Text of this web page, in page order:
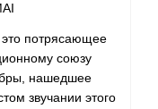
потрясающее
союзу
нашедшее
звучании этого